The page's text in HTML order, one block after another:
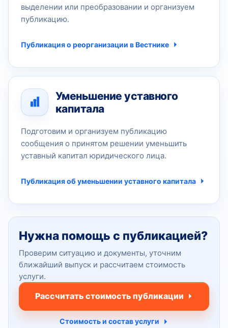
выделении или преобразовании и организуем
публикацию.
Публикация о реорганизации в Вестнике
Уменьшение уставного
капитала
Подготовим и организуем публикацию
сообщения о принятом решении уменьшить
уставный капитал юридического лица.
Публикация об уменьшении уставного капитала
Нужна помощь с публикацией?
Проверим ситуацию и документы, уточним
ближайший выпуск и рассчитаем стоимость
услуги.
Рассчитать стоимость публикации
Стоимость и состав услуги